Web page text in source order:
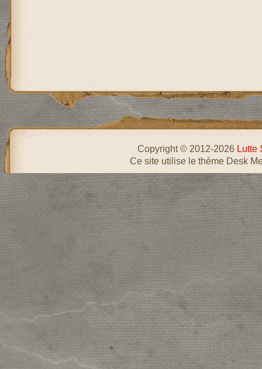
Copyright © 2012-2026 Lutte
Ce site utilise le thème Desk